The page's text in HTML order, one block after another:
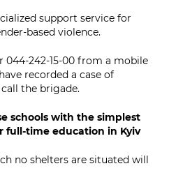
support service for
based violence.
044-242-15-00 from a mobile
recorded a case of
the brigade.
schools with the simplest
full-time education in Kyiv
no shelters are situated will